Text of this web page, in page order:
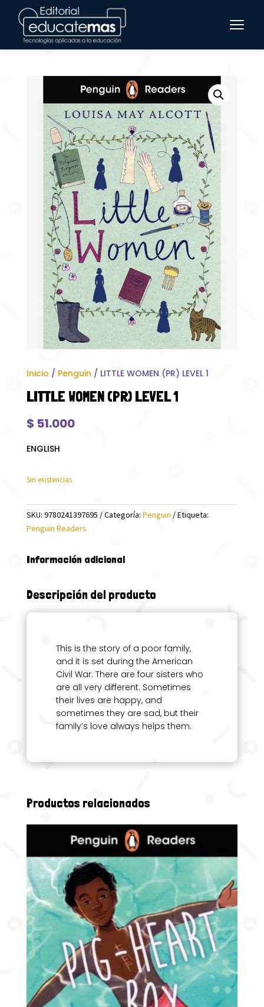
Inicio / Penguin / LITTLE WOMEN (PR) LEVEL 1
LITTLE WOMEN (PR) LEVEL 1
$ 51.000
ENGLISH
Sin existencias
SKU: 9780241397695 Categoría: Penguin
Etiqueta:
Penguin Readers
Información adicional
Descripción del producto
This is the story of a poor family,
and it is set during the American
Civil War. There are four sisters who
are all very different. Sometimes
their lives are happy, and
sometimes they are sad, but their
family’s love always helps them.
Productos relacionados